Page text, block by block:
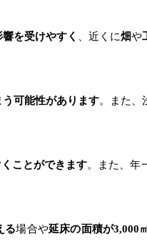
を受けやすく 、近くに畑や
可能性があります。また、
ことができます。また、年
る場合や延床の面積が3,000